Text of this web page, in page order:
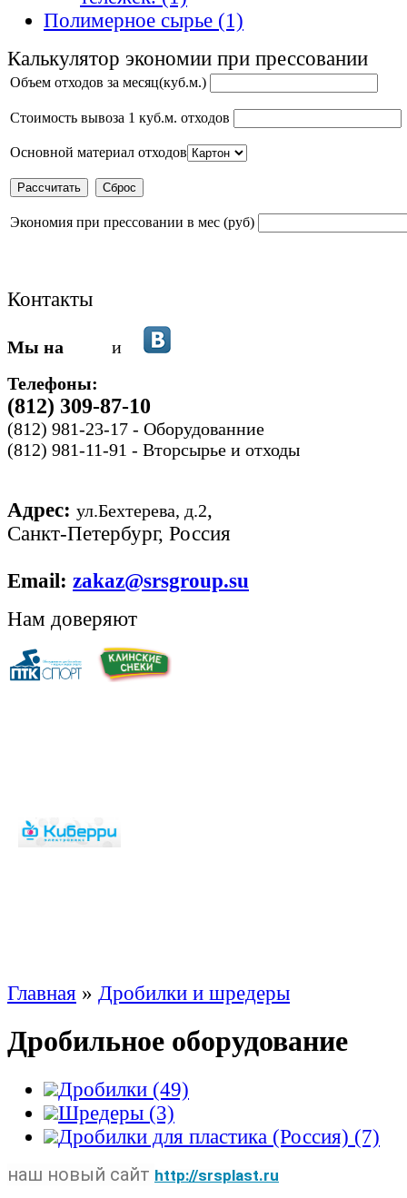
Полимерное сырье (1)
Калькулятор экономии при прессовании
Объем отходов за месяц(куб.м.)
Стоимость вывоза 1 куб.м. отходов
Основной материал отходов
Экономия при прессовании в мес (руб)
Контакты
Мы на
и
Телефоны:
(812) 309-87-10
(812) 981-23-17 - Оборудованние
(812) 981-11-91 - Вторсырье и отходы
Адрес: ул.Бехтерева, д.2,
Санкт-Петербург, Россия
Email: zakaz@srsgroup.su
Нам доверяют
Главная » Дробилки и шредеры
Дробильное оборудование
Дробилки (49)
Шредеры (3)
Дробилки для пластика (Россия) (7)
наш новый сайт http://srsplast.ru